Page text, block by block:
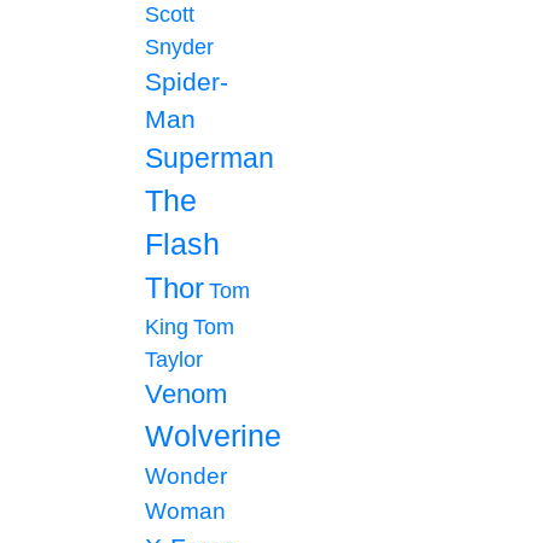
Scott
Snyder
Spider-
Man
Superman
The
Flash
Thor Tom
King Tom
Taylor
Venom
Wolverine
Wonder
Woman